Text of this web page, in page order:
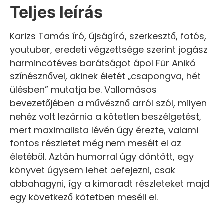
Teljes leírás
Karizs Tamás író, újságíró, szerkesztő, fotós,
youtuber, eredeti végzettsége szerint jogász
harmincötéves barátságot ápol Für Anikó
színésznővel, akinek életét „csapongva, hét
ülésben” mutatja be. Vallomásos
bevezetőjében a művésznő arról szól, milyen
nehéz volt lezárnia a kötetlen beszélgetést,
mert maximalista lévén úgy érezte, valami
fontos részletet még nem mesélt el az
életéből. Aztán humorral úgy döntött, egy
könyvet úgysem lehet befejezni, csak
abbahagyni, így a kimaradt részleteket majd
egy következő kötetben meséli el.